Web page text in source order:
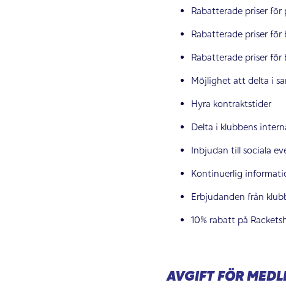
Rabatterade priser för
Rabatterade priser
Rabatterade priser för
Möjlighet att delta i
Hyra kontraktstider
Delta i klubbens
Inbjudan till sociala
Kontinuerlig
Erbjudanden från
10% rabatt på
AVGIFT FÖR